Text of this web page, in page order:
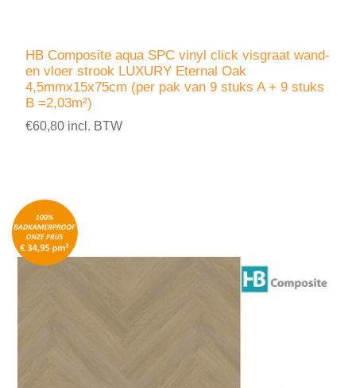
HB Composite aqua SPC vinyl click visgraat wand-
en vloer strook LUXURY Eternal Oak
4,5mmx15x75cm (per pak van 9 stuks A + 9 stuks
B =2,03m²)
€60,80 incl. BTW